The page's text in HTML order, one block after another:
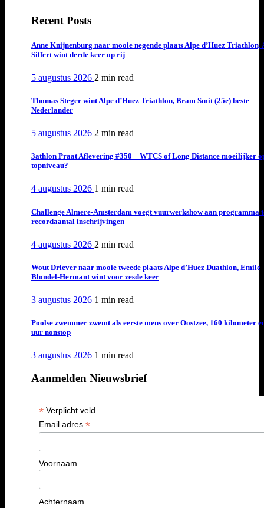
Recent Posts
Anne Knijnenburg naar mooie negende plaats Alpe d’Huez Triathlon,
Siffert wint derde keer op rij
5 augustus 2026 2 min read
Thomas Steger wint Alpe d’Huez Triathlon, Bram Smit (25e) beste
Nederlander
5 augustus 2026 2 min read
3athlon Praat Aflevering #350 – WTCS of Long Distance moeilijker
topniveau?
4 augustus 2026 1 min read
Challenge Almere-Amsterdam voegt vuurwerkshow aan programma
recordaantal inschrijvingen
4 augustus 2026 2 min read
Wout Driever naar mooie tweede plaats Alpe d’Huez Duathlon, Emile
Blondel-Hermant wint voor zesde keer
3 augustus 2026 1 min read
Poolse zwemmer zwemt als eerste mens over Oostzee, 160 kilometer
uur nonstop
3 augustus 2026 1 min read
Aanmelden Nieuwsbrief
*Verplicht veld
Email adres *
Voornaam
Achternaam